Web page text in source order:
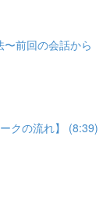
前回の会話から
クの流れ】 (8:39)